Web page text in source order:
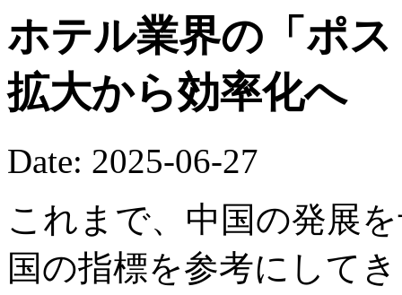
ホテル業界の「ポ
拡大から効率化へ
Date: 2025-06-27
これまで、中国の発展
国の指標を参考にして